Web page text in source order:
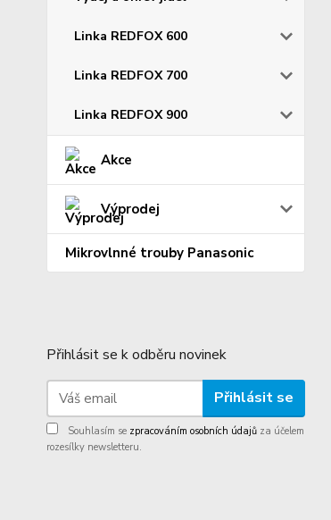
Linka REDFOX 600
Linka REDFOX 700
Linka REDFOX 900
Akce
Výprodej
Mikrovlnné trouby Panasonic
Přihlásit se k odběru novinek
Přihlásit se
Souhlasím se zpracováním osobních údajů za účelem
rozesílky newsletteru.